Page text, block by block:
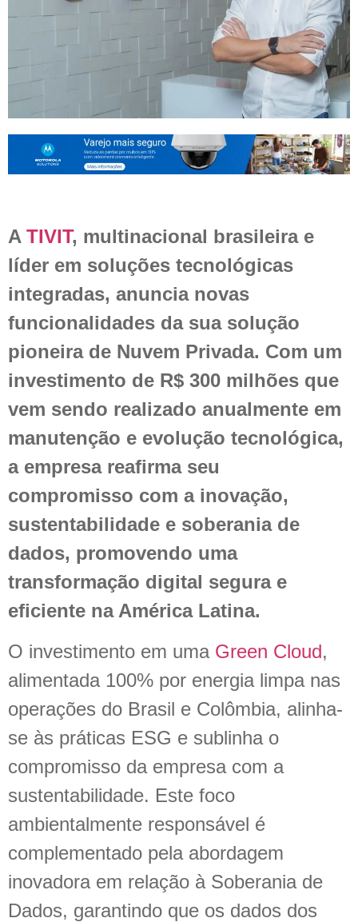
A TIVIT, multinacional brasileira e
líder em soluções tecnológicas
integradas, anuncia novas
funcionalidades da sua solução
pioneira de Nuvem Privada. Com um
investimento de R$ 300 milhões que
vem sendo realizado anualmente em
manutenção e evolução tecnológica,
a empresa reafirma seu
compromisso com a inovação,
sustentabilidade e soberania de
dados, promovendo uma
transformação digital segura e
eficiente na América Latina.
O investimento em uma Green Cloud,
alimentada 100% por energia limpa nas
operações do Brasil e Colômbia, alinha-
se às práticas ESG e sublinha o
compromisso da empresa com a
sustentabilidade. Este foco
ambientalmente responsável é
complementado pela abordagem
inovadora em relação à Soberania de
Dados, garantindo que os dados dos